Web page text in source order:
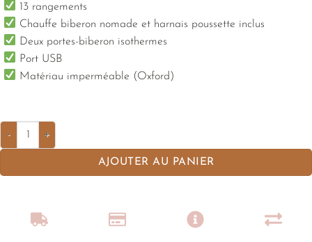
13 rangements
Chauffe biberon nomade et harnais poussette inclus
Deux portes-biberon isothermes
Port USB
Matériau imperméable (Oxford)
AJOUTER AU PANIER